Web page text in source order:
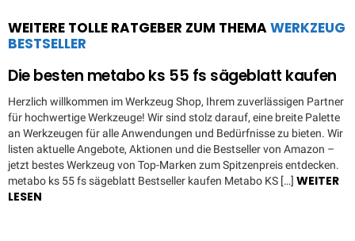
WEITERE TOLLE RATGEBER ZUM THEMAWERKZEUG
BESTSELLER
Die besten metabo ks 55 fs sägeblatt kaufen
Herzlich willkommen im Werkzeug Shop, Ihrem zuverlässigen Partner
für hochwertige Werkzeuge! Wir sind stolz darauf, eine breite Palette
an Werkzeugen für alle Anwendungen und Bedürfnisse zu bieten. Wir
listen aktuelle Angebote, Aktionen und die Bestseller von Amazon –
jetzt bestes Werkzeug von Top-Marken zum Spitzenpreis entdecken.
metabo ks 55 fs sägeblatt Bestseller kaufen Metabo KS […] WEITER
LESEN